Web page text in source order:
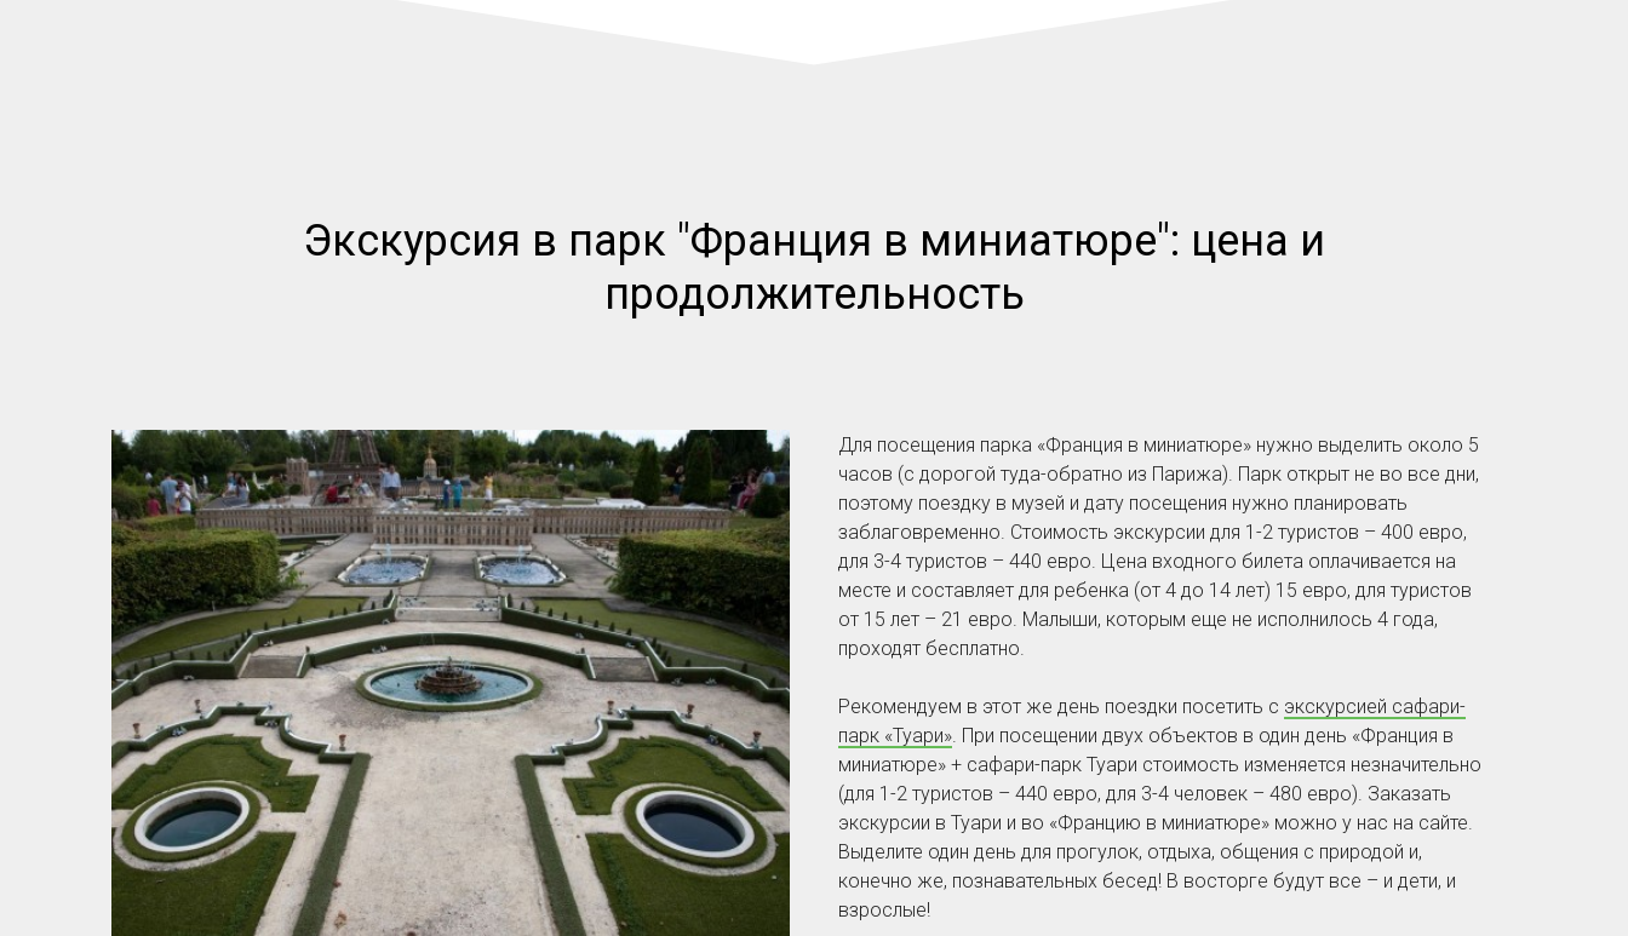
Экскурсия в парк "Франция в миниатюре": цена и
продолжительность
Для посещения парка «Франция в миниатюре» нужно выделить около 5
часов (с дорогой туда-обратно из Парижа). Парк открыт не во все дни,
поэтому поездку в музей и дату посещения нужно планировать
заблаговременно. Стоимость экскурсии для 1-2 туристов – 400 евро,
для 3-4 туристов – 440 евро. Цена входного билета оплачивается на
месте и составляет для ребенка (от 4 до 14 лет) 15 евро, для туристов
от 15 лет – 21 евро. Малыши, которым еще не исполнилось 4 года,
проходят бесплатно.
Рекомендуем в этот же день поездки посетить с экскурсией сафари-
парк «Туари» . При посещении двух объектов в один день «Франция в
миниатюре» + сафари-парк Туари стоимость изменяется незначительно
(для 1-2 туристов – 440 евро, для 3-4 человек – 480 евро). Заказать
экскурсии в Туари и во «Францию в миниатюре» можно у нас на сайте.
Выделите один день для прогулок, отдыха, общения с природой и,
конечно же, познавательных бесед! В восторге будут все – и дети, и
взрослые!